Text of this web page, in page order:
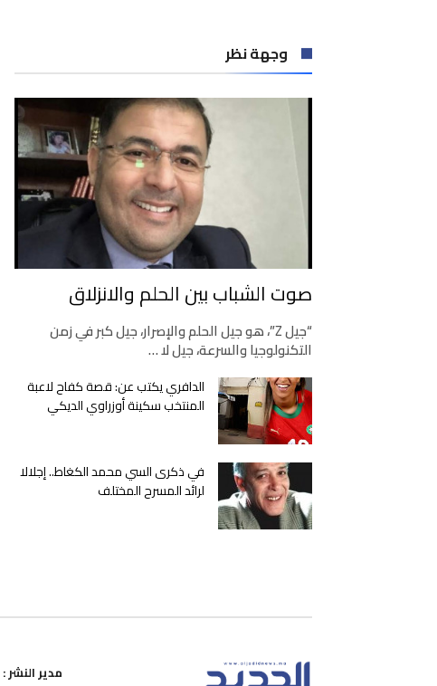
وجهة نظر
صوت الشباب بين الحلم والانزلاق
“جيل Z”، هو جيل الحلم والإصرار، جيل كبر في زمن
التكنولوجيا والسرعة، جيل لا …
الدافري يكتب عن: قصة كفاح لاعبة
المنتخب سكينة أوزراوي الديكي
في ذكرى السي محمد الكغاط.. إجلالا
لرائد المسرح المختلف
مدير النشر :